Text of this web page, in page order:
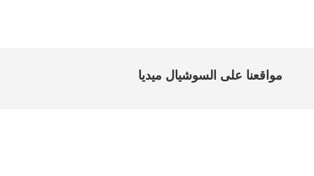
مواقعنا على السوشيال ميديا